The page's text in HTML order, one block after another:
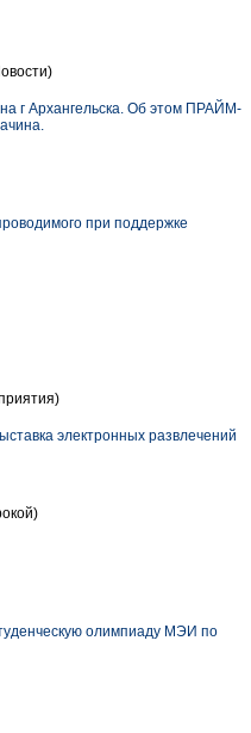
г Архангельска. Об этом ПРАЙМ-
при поддержке
электронных развлечений
олимпиаду МЭИ по